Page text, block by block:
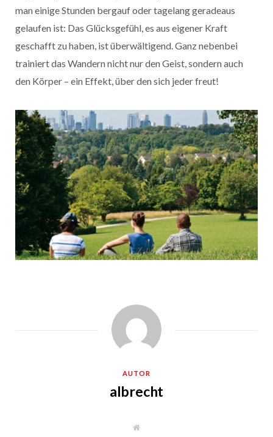
man einige Stunden bergauf oder tagelang geradeaus
gelaufen ist: Das Glücksgefühl, es aus eigener Kraft
geschafft zu haben, ist überwältigend. Ganz nebenbei
trainiert das Wandern nicht nur den Geist, sondern auch
den Körper – ein Effekt, über den sich jeder freut!
AUTOR
albrecht
W